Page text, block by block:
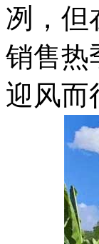
冽，但
销售热
迎风而